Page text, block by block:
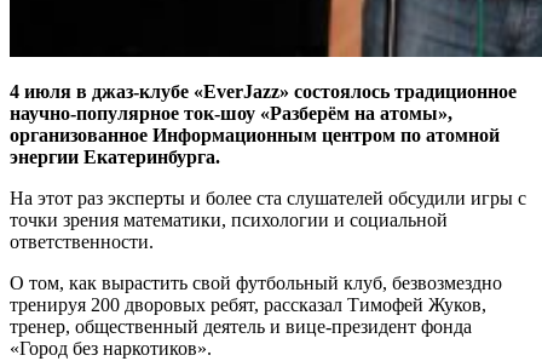
4 июля в джаз-клубе «EverJazz» состоялось традиционное
научно-популярное ток-шоу «Разберём на атомы»,
организованное Информационным центром по атомной
энергии Екатеринбурга.
На этот раз эксперты и более ста слушателей обсудили игры с
точки зрения математики, психологии и социальной
ответственности.
О том, как вырастить свой футбольный клуб, безвозмездно
тренируя 200 дворовых ребят, рассказал Тимофей Жуков,
тренер, общественный деятель и вице-президент фонда
«Город без наркотиков».